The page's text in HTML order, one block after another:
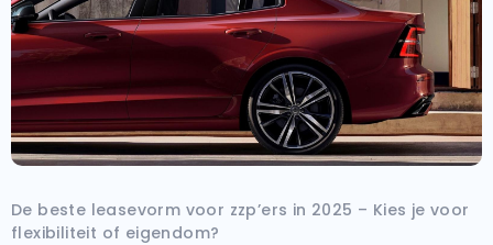
Mercedes-Benz
(3500+ auto's)
Volkswagen
(4500+ auto's)
Volvo
(1000+ auto's)
Leasevormen
Vragen over leasevormen
De beste leasevorm voor zzp’ers in 2025 – Kies je voor
flexibiliteit of eigendom?